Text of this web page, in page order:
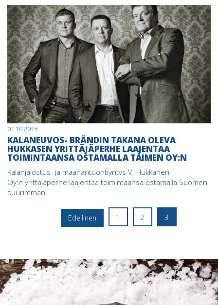
01.10.2015
KALANEUVOS- BRÄNDIN TAKANA OLEVA
HUKKASEN YRITTÄJÄPERHE LAAJENTAA
TOIMINTAANSA OSTAMALLA TAIMEN OY:N
Kalanjalostus- ja maahantuontiyritys V. Hukkanen
Oy:n yrittäjäperhe laajentaa toimintaansa ostamalla Suomen
suurimman...
Edellinen 1 2 3